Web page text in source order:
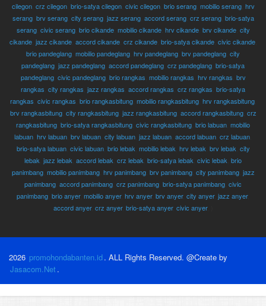
cilegon, crz cilegon, brio-satya cilegon, civic cilegon, brio serang, mobilio serang, hrv
serang, brv serang, city serang, jazz serang, accord serang, crz serang, brio-satya
serang, civic serang, brio cikande, mobilio cikande, hrv cikande, brv cikande, city
cikande, jazz cikande, accord cikande, crz cikande, brio-satya cikande, civic cikande,
brio pandeglang mobilio pandeglang hrv pandeglang brv pandeglang city
pandeglang jazz pandeglang accord pandeglang crz pandeglang brio-satya
pandeglang, civic pandeglang, brio rangkas mobilio rangkas hrv rangkas brv
rangkas city rangkas jazz rangkas accord rangkas crz rangkas brio-satya
rangkas civic rangkas brio rangkasbitung, mobilio rangkasbitung, hrv rangkasbitung,
brv rangkasbitung, city rangkasbitung, jazz rangkasbitung, accord rangkasbitung, crz
rangkasbitung brio-satya rangkasbitung civic rangkasbitung brio labuan mobilio
labuan hrv labuan brv labuan city labuan jazz labuan accord labuan crz labuan
brio-satya labuan, civic labuan, brio lebak mobilio lebak hrv lebak brv lebak city
lebak jazz lebak accord lebak crz lebak brio-satya lebak civic lebak brio
panimbang, mobilio panimbang, hrv panimbang, brv panimbang, city panimbang, jazz
panimbang accord panimbang crz panimbang brio-satya panimbang civic
panimbang brio anyer, mobilio anyer, hrv anyer, brv anyer, city anyer, jazz anyer,
accord anyer, crz anyer, brio-satya anyer, civic anyer, )
2026 promohondabanten.id. ALL Rights Reserved. @Create by
Jasacom.Net .